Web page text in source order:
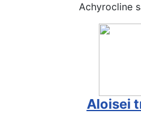
Achyrocline
Aloisei